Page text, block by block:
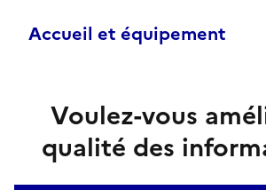
Accueil et équipement
Voulez-vous
qualité des